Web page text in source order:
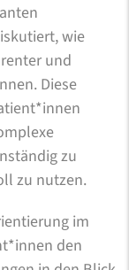
wie
und
Diese
zu
zu nutzen.
im
den